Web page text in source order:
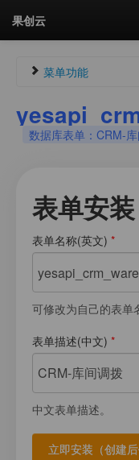
果创云
云存储
套餐 加流量
登录
接口测试
菜单功能
菜单
图片文件素材
会员管理
我的数据库
应用计数器
应用元数据
数据库表单：CRM-
表单安装
表单名称(英文) *
可修改为自己的表单
表单描述(中文) *
中文表单描述。